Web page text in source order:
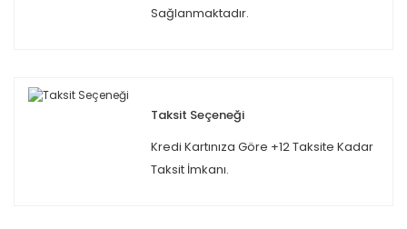
Sağlanmaktadır.
Taksit Seçeneği
Kredi Kartınıza Göre +12 Taksite Kadar
Taksit İmkanı.